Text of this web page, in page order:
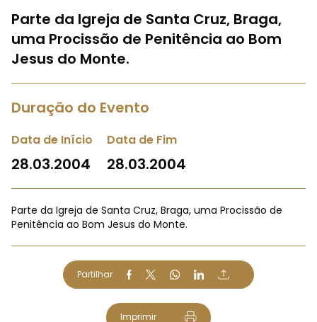
Parte da Igreja de Santa Cruz, Braga,
uma Procissão de Penitência ao Bom
Jesus do Monte.
Duração do Evento
Data de Início
28.03.2004
Data de Fim
28.03.2004
Parte da Igreja de Santa Cruz, Braga, uma Procissão de
Penitência ao Bom Jesus do Monte.
Partilhar
Imprimir